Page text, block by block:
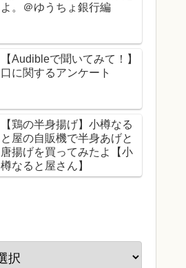
よ。＠ゆうちょ銀行編
【Audibleで聞いてみて！】
口に関するアンケート
【鶏の半身揚げ】小樽なる
と屋の自販機で半身あげと
唐揚げを買ってみたよ【小
樽なると屋さん】